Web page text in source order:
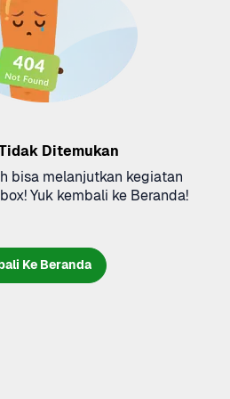
Ditemukan
bisa melanjutkan kegiatan
Yuk kembali ke Beranda!
Ke Beranda